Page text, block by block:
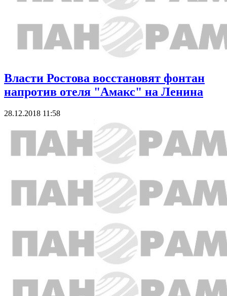
Власти Ростова восстановят фонтан
напротив отеля "Амакс" на Ленина
28.12.2018 11:58